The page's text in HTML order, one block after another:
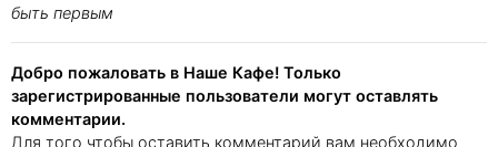
быть первым
Добро пожаловать в Наше Кафе! Только
зарегистрированные пользователи могут оставлять
комментарии.
Для того чтобы оставить комментарий вам необходимо